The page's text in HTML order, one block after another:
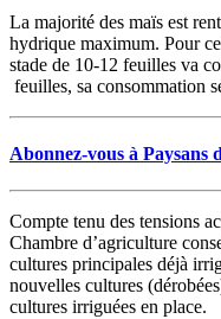
La majorité des maïs est
hydrique maximum. Pour
stade de 10-12 feuilles va
feuilles, sa consommation
Abonnez-vous à Paysans
Compte tenu des tensions
Chambre d’agriculture
cultures principales déjà
nouvelles cultures
cultures irriguées en place.